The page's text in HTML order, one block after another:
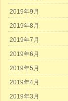
2019年9月
2019年8月
2019年7月
2019年6月
2019年5月
2019年4月
2019年3月